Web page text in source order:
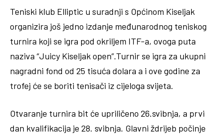
Teniski klub Elliptic u suradnji s Općinom Kiseljak
organizira još jedno izdanje međunarodnog teniskog
turnira koji se igra pod okriljem ITF-a, ovoga puta
naziva “Juicy Kiseljak open”.Turnir se igra za ukupni
nagradni fond od 25 tisuća dolara a i ove godine za
trofej će se boriti tenisači iz cijeloga svijeta.
Otvaranje turnira bit će upriličeno 26.svibnja, a prvi
dan kvalifikacija je 28. svibnja. Glavni ždrijeb počinje